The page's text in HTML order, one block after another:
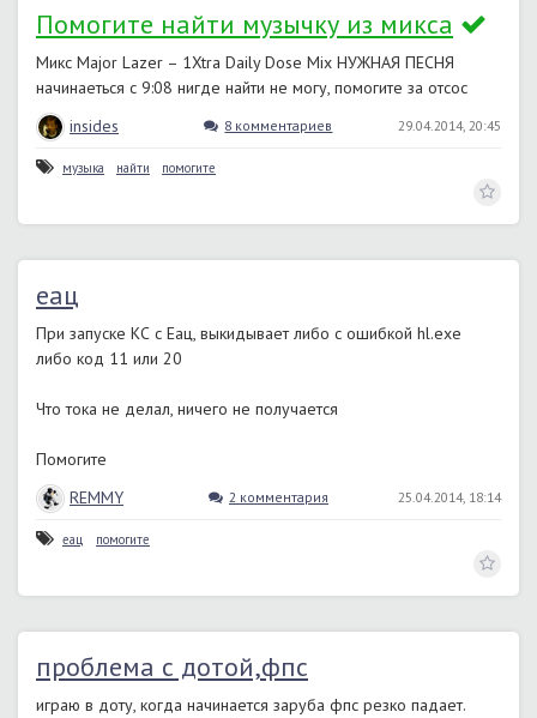
Помогите найти музычку из микса
Микс Major Lazer – 1Xtra Daily Dose Mix НУЖНАЯ ПЕСНЯ
начинаеться с 9:08 нигде найти не могу, помогите за отсос
insides
8 комментариев 29.04.2014, 20:45
музыка найти помогите
еац
При запуске КС с Еац, выкидывает либо с ошибкой hl.exe
либо код 11 или 20
Что тока не делал, ничего не получается
Помогите
REMMY
2 комментария 25.04.2014, 18:14
еац помогите
проблема с дотой,фпс
играю в доту, когда начинается заруба фпс резко падает.